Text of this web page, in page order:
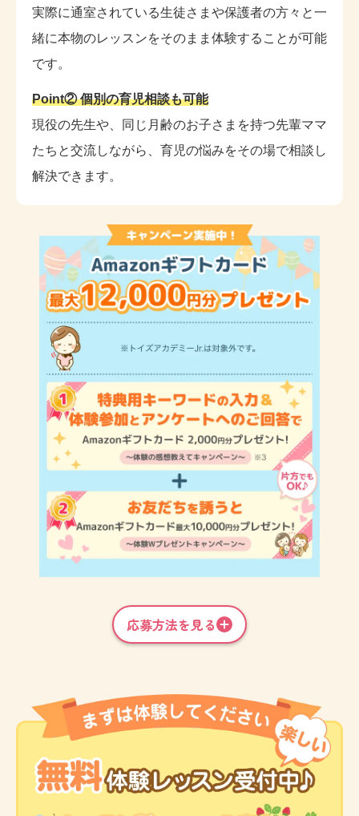
実際に通室されている生徒さまや保護者の方々と一
緒に本物のレッスンをそのまま体験することが可能
です。
Point② 個別の育児相談も可能
現役の先生や、同じ月齢のお子さまを持つ先輩ママ
たちと交流しながら、育児の悩みをその場で相談し
解決できます。
応募方法を見る